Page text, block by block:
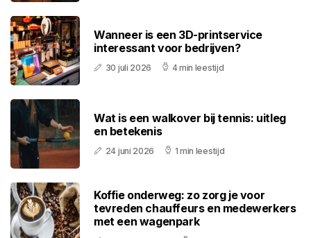
Wanneer is een 3D-printservice
interessant voor bedrijven?
30 juli 2026 4 min leestijd
Wat is een walkover bij tennis: uitleg
en betekenis
24 juni 2026 1 min leestijd
Koffie onderweg: zo zorg je voor
tevreden chauffeurs en medewerkers
met een wagenpark